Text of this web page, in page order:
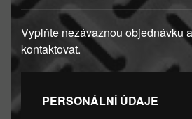
Vyplňte nezávaznou objednávku
kontaktovat.
PERSONÁLNÍ ÚDAJE